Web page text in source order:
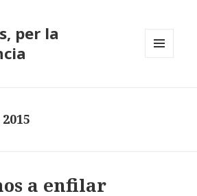
per la
a enfilar